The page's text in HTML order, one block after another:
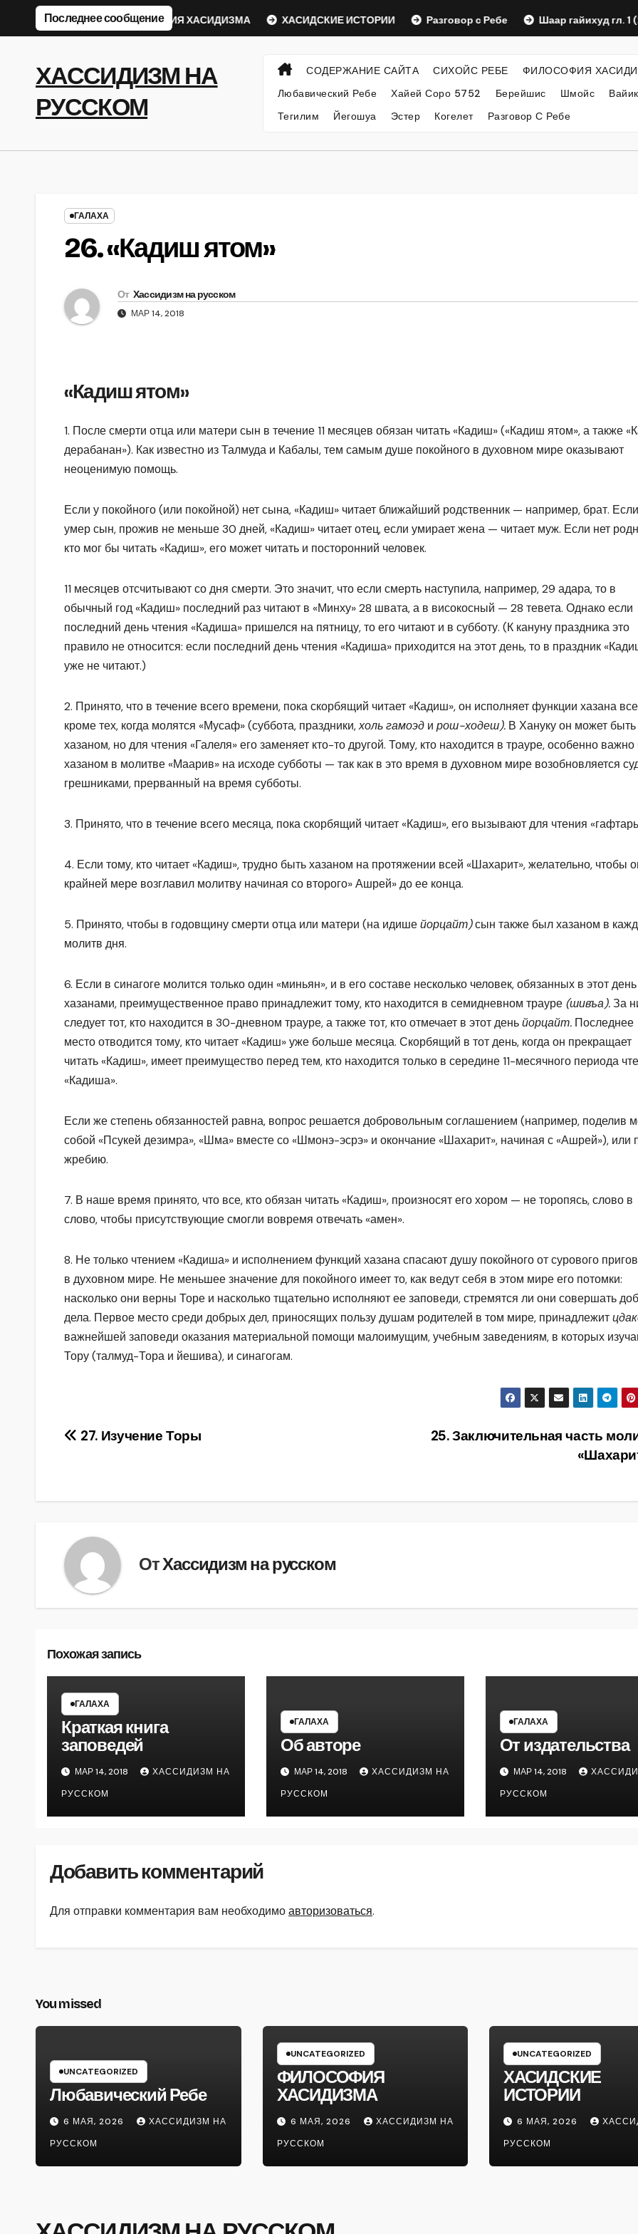
Перейти
Последнее сообщение
Ребе ФИЛОСОФИЯ ХАСИДИЗМА ХАСИДСКИЕ ИСТОРИИ Разговор с Ребе Шаар гайихуд гл. 1 (2)
ХАССИДИЗМ НА
РУССКОМ
СОДЕРЖАНИЕ САЙТА СИХОЙС РЕБЕ ФИЛОСОФИЯ
Любавический Ребе
Хайей Соро 5752 Берейшис Шмойс
Тегилим
Йегошуа Эстер Когелет Разговор С Ребе
ГАЛАХА
26. «Кадиш ятом»
От Хассидизм на русском
МАР 14, 2018
«Кадиш ятом»
1. После смерти отца или матери сын в течение 11 месяцев обязан читать «Кадиш» («Кадиш ятом», а также
дерабанан»). Как известно из Талмуда и Кабалы, тем самым душе покойного в духовном мире оказывают
неоценимую помощь.
Если у покойного (или покойной) нет сына, «Кадиш» читает ближайший родственник — например, брат. Если
умер сын, прожив не меньше 30 дней, «Кадиш» читает отец, если умирает жена — читает муж. Если нет
кто мог бы читать «Кадиш», его может читать и посторонний человек.
11 месяцев отсчитывают со дня смерти. Это значит, что если смерть наступила, например, 29 адара, то в
обычный год «Кадиш» последний раз читают в «Минху» 28 швата, а в високосный — 28 тевета. Однако если
последний день чтения «Кадиша» пришелся на пятницу, то его читают и в субботу. (К кануну праздника это
правило не относится: если последний день чтения «Кадиша» приходится на этот день, то в праздник
уже не читают.)
2. Принято, что в течение всего времени, пока скорбящий читает «Кадиш», он исполняет функции хазана
кроме тех, когда молятся «Мусаф» (суббота, праздники,холь гамоэд и рош-ходеш). В Хануку он может быть
хазаном, но для чтения «Галеля» его заменяет кто-то другой. Тому, кто находится в трауре, особенно
хазаном в молитве «Маарив» на исходе субботы — так как в это время в духовном мире возобновляется
грешниками, прерванный на время субботы.
3. Принято, что в течение всего месяца, пока скорбящий читает «Кадиш», его вызывают для чтения
4. Если тому, кто читает «Кадиш», трудно быть хазаном на протяжении всей «Шахарит», желательно, чтобы
крайней мере возглавил молитву начиная со второго» Ашрей» до ее конца.
5. Принято, чтобы в годовщину смерти отца или матери (на идишейорцайт)сын также был хазаном в
молитв дня.
6. Если в синагоге молится только один «миньян», и в его составе несколько человек, обязанных в этот
хазанами, преимущественное право принадлежит тому, кто находится в семидневном трауре (шивъа).За
следует тот, кто находится в 30-дневном трауре, а также тот, кто отмечает в этот деньйорцайт. Последнее
место отводится тому, кто читает «Кадиш» уже больше месяца. Скорбящий в тот день, когда он прекращает
читать «Кадиш», имеет преимущество перед тем, кто находится только в середине 11-месячного периода
«Кадиша».
Если же степень обязанностей равна, вопрос решается добровольным соглашением (например, поделив
собой «Псукей дезимра», «Шма» вместе со «Шмонэ-эсрэ» и окончание «Шахарит», начиная с «Ашрей»), или
жребию.
7. В наше время принято, что все, кто обязан читать «Кадиш», произносят его хором — не торопясь, слово в
слово, чтобы присутствующие смогли вовремя отвечать «амен».
8. Не только чтением «Кадиша» и исполнением функций хазана спасают душу покойного от сурового
в духовном мире. Не меньшее значение для покойного имеет то, как ведут себя в этом мире его потомки:
насколько они верны Торе и насколько тщательно исполняют ее заповеди, стремятся ли они совершать
дела. Первое место среди добрых дел, приносящих пользу душам родителей в том мире, принадлежит
важнейшей заповеди оказания материальной помощи малоимущим, учебным заведениям, в которых
Тору (талмуд-Тора и йешива), и синагогам.
Навигация
записям
25. Заключительная часть
27. Изучение Торы
ОтХассидизм на русском
Похожая запись
ГАЛАХА
Краткая книга
заповедей
МАР 14, 2018
ХАССИДИЗМ НА
РУССКОМ
ГАЛАХА
Об авторе
МАР 14, 2018
ХАССИДИЗМ НА
РУССКОМ
ГАЛАХА
От издательства
МАР 14, 2018
РУССКОМ
Добавить комментарий
Для отправки комментария вам необходимоавторизоваться.
You missed
UNCATEGORIZED
Любавический Ребе
6 МАЯ, 2026
ХАССИДИЗМ НА
РУССКОМ
UNCATEGORIZED
ФИЛОСОФИЯ
ХАСИДИЗМА
6 МАЯ, 2026
ХАССИДИЗМ НА
РУССКОМ
UNCATEGORIZED
ХАСИДСКИЕ
ИСТОРИИ
6 МАЯ, 2026
РУССКОМ